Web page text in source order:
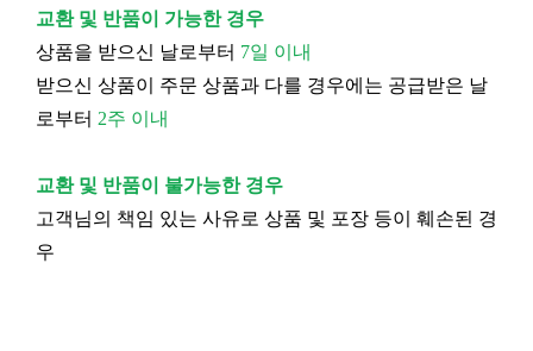
교환 및 반품이 가능한 경우
상품을 받으신 날로부터 7일 이내
받으신 상품이 주문 상품과 다를 경우에는 공급받은 날
로부터 2주 이내
교환 및 반품이 불가능한 경우
고객님의 책임 있는 사유로 상품 및 포장 등이 훼손된 경
우